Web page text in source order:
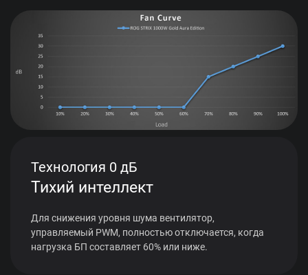
Технология 0 дБ
Тихий интеллект
Для снижения уровня шума вентилятор,
управляемый PWM, полностью отключается, когда
нагрузка БП составляет 60% или ниже.